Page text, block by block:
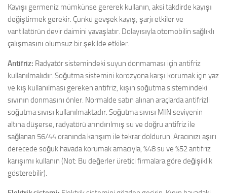
Kayışı germeniz mümkünse gererek kullanın, aksi takdirde kayışı
değiştirmek gerekir. Çünkü gevşek kayış; şarjı etkiler ve
vantilatörün devir daimini yavaşlatır. Dolayısıyla otomobilin sağlıklı
çalışmasını olumsuz bir şekilde etkiler.
Antifriz: Radyatör sistemindeki suyun donmaması için antifriz
kullanılmalıdır. Soğutma sistemini korozyona karşı korumak için yaz
ve kış kullanılması gereken antifriz, kışın soğutma sistemindeki
sıvının donmasını önler. Normalde satın alınan araçlarda antifrizli
soğutma sıvısı kullanılmaktadır. Soğutma sıvısı MIN seviyenin
altına düşerse, radyatörü arındırılmış su ve doğru antifriz ile
sağlanan 56/44 oranında karışım ile tekrar doldurun. Aracınızı aşırı
derecede soğuk havada korumak amacıyla, %48 su ve %52 antifriz
karışımı kullanın (Not: Bu değerler üretici firmalara göre değişiklik
gösterebilir).